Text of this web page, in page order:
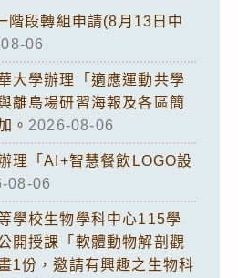
階段轉組申請(8月13日中
06
大學辦理「適應運動共學
離島場研習海報及各區簡
。 2026-08-06
理「AI+智慧餐飲LOGO設
08-06
學校生物學科中心115學
開授課「軟體動物解剖觀
1份，邀請有興趣之生物科